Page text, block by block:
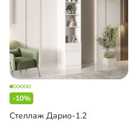
-10%
Стеллаж Дарио-1.2